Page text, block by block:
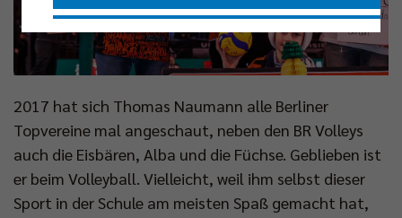
2017 hat sich Thomas Naumann alle Berliner
Topvereine mal angeschaut, neben den BR Volleys
auch die Eisbären, Alba und die Füchse. Geblieben ist
er beim Volleyball. Vielleicht, weil ihm selbst dieser
Sport in der Schule am meisten Spaß gemacht hat,
Nur essenzielle Cookies akzeptieren